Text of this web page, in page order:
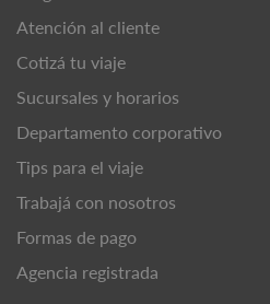
Atención al cliente
Cotizá tu viaje
Sucursales y horarios
Departamento corporativo
Tips para el viaje
Trabajá con nosotros
Formas de pago
Agencia registrada